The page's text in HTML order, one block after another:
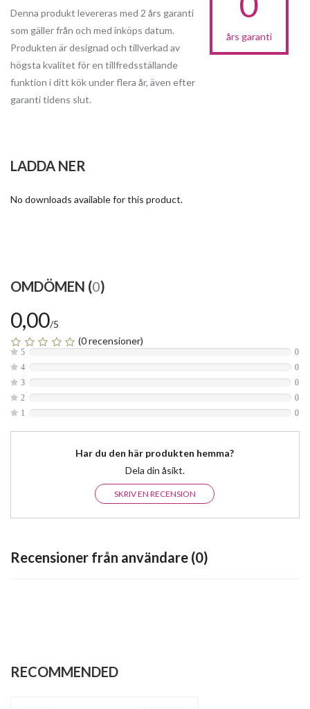
Denna produkt levereras med 2 års garanti
som gäller från och med inköps datum.
Produkten är designad och tillverkad av
högsta kvalitet för en tillfredsställande
funktion i ditt kök under flera år, även efter
garanti tidens slut.
års garanti
LADDA NER
No downloads available for this product.
OMDÖMEN (0)
0,00/5
(0 recensioner)
5
0
4
0
3
0
2
0
1
0
Har du den här produkten hemma?
Dela din åsikt.
SKRIV EN RECENSION
Recensioner från användare (0)
RECOMMENDED